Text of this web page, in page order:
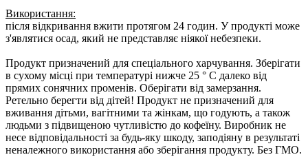
Використання:
після відкривання вжити протягом 24 годин. У продукті може
з'являтися осад, який не представляє ніякої небезпеки.
Продукт призначений для спеціального харчування. Зберігати
в сухому місці при температурі нижче 25 ° C далеко від
прямих сонячних променів. Оберігати від замерзання.
Ретельно берегти від дітей! Продукт не призначений для
вживання дітьми, вагітними та жінкам, що годують, а також
людьми з підвищеною чутливістю до кофеїну. Виробник не
несе відповідальності за будь-яку шкоду, заподіяну в результаті
неналежного використання або зберігання продукту. Без ГМО.